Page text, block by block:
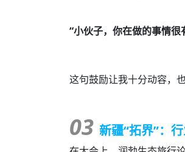
“小伙子，你在做的事情
这句鼓励让我十分动容，
03 新疆“拓界”：